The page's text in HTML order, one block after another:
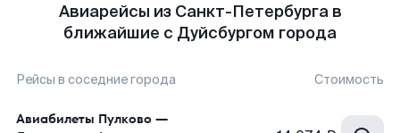
Авиарейсы из Санкт-Петербурга в
ближайшие с Дуйсбургом города
Рейсы в соседние города Стоимость
Авиабилеты Пулково —